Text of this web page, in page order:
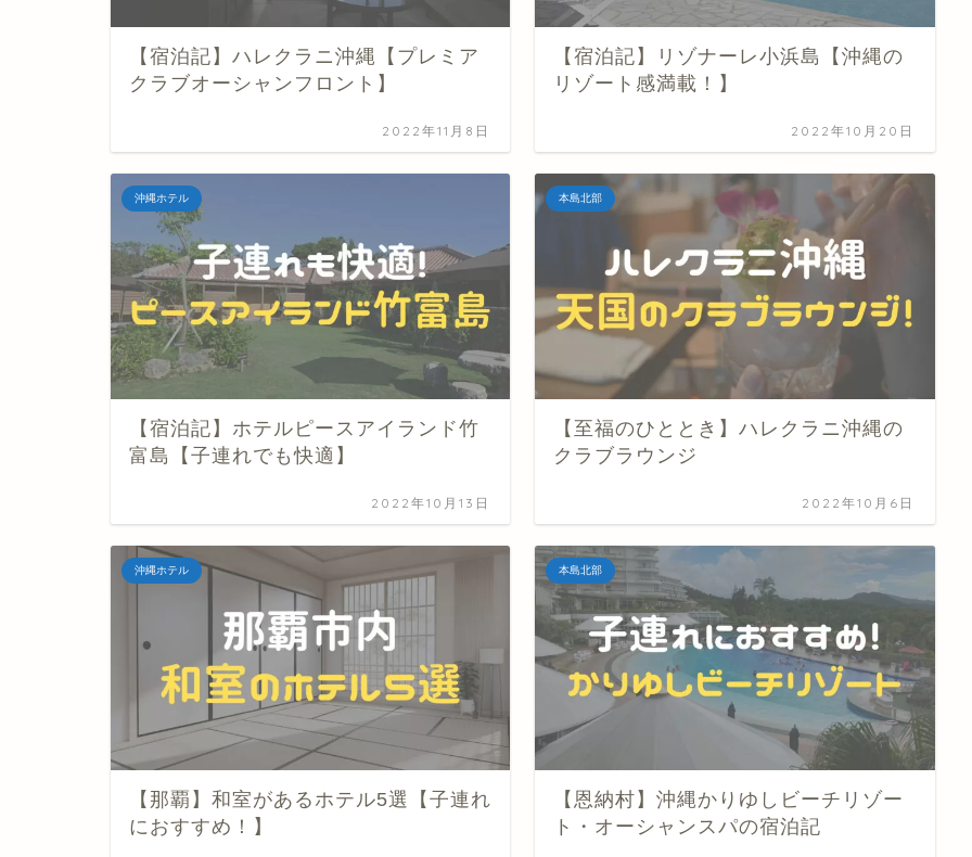
【宿泊記】ハレクラニ沖縄【プレミア
クラブオーシャンフロント】
2022年11月8日
【宿泊記】リゾナーレ小浜島【沖縄の
リゾート感満載！】
2022年10月20日
沖縄ホテル
【宿泊記】ホテルピースアイランド竹
富島【子連れでも快適】
2022年10月13日
本島北部
【至福のひととき】ハレクラニ沖縄の
クラブラウンジ
2022年10月6日
沖縄ホテル
【那覇】和室があるホテル5選【子連れ
におすすめ！】
本島北部
【恩納村】沖縄かりゆしビーチリゾー
ト・オーシャンスパの宿泊記